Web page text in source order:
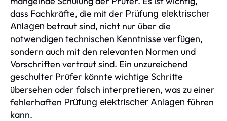
dass Fachkräfte, die mit der Prüfung elektrischer
Anlagen betraut sind, nicht nur über die
notwendigen technischen Kenntnisse verfügen,
sondern auch mit den relevanten Normen und
Vorschriften vertraut sind. Ein unzureichend
geschulter Prüfer könnte wichtige Schritte
übersehen oder falsch interpretieren, was zu einer
fehlerhaften Prüfung elektrischer Anlagen führen
kann.